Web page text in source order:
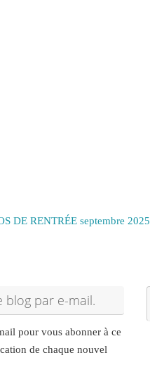
DE RENTRÉE septembre 2025
blog par e-mail.
pour vous abonner à ce
de chaque nouvel